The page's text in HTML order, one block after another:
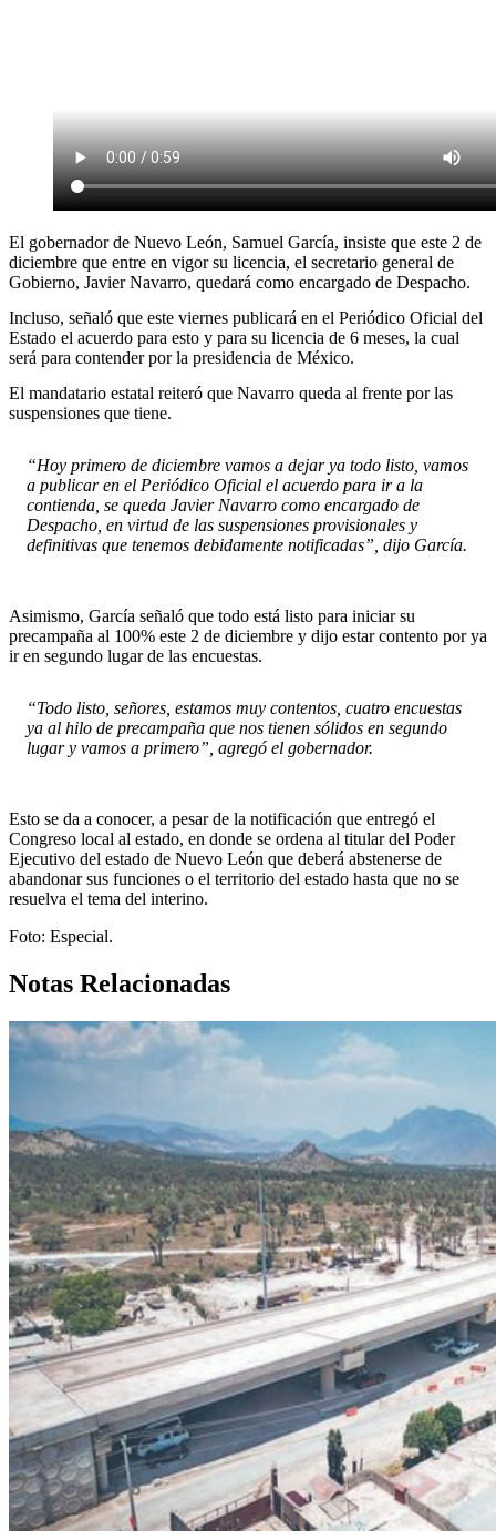
El gobernador de Nuevo León, Samuel García, insiste que este 2 de
diciembre que entre en vigor su licencia, el secretario general de
Gobierno, Javier Navarro, quedará como encargado de Despacho.
Incluso, señaló que este viernes publicará en el Periódico Oficial del
Estado el acuerdo para esto y para su licencia de 6 meses, la cual
será para contender por la presidencia de México.
El mandatario estatal reiteró que Navarro queda al frente por las
suspensiones que tiene.
“Hoy primero de diciembre vamos a dejar ya todo listo, vamos
a publicar en el Periódico Oficial el acuerdo para ir a la
contienda, se queda Javier Navarro como encargado de
Despacho, en virtud de las suspensiones provisionales y
definitivas que tenemos debidamente notificadas”, dijo García.
Asimismo, García señaló que todo está listo para iniciar su
precampaña al 100% este 2 de diciembre y dijo estar contento por ya
ir en segundo lugar de las encuestas.
“Todo listo, señores, estamos muy contentos, cuatro encuestas
ya al hilo de precampaña que nos tienen sólidos en segundo
lugar y vamos a primero”, agregó el gobernador.
Esto se da a conocer, a pesar de la notificación que entregó el
Congreso local al estado, en donde se ordena al titular del Poder
Ejecutivo del estado de Nuevo León que deberá abstenerse de
abandonar sus funciones o el territorio del estado hasta que no se
resuelva el tema del interino.
Foto: Especial.
Notas Relacionadas